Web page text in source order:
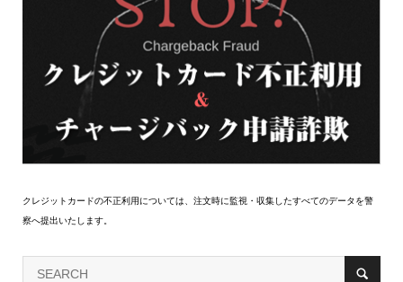
クレジットカードの不正利用については、注文時に監視・収集したすべてのデータを警
察へ提出いたします。